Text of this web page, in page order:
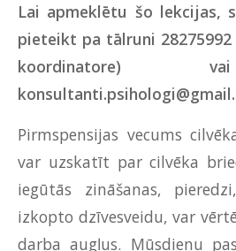
Lai apmeklētu šo lekcijas,
pieteikt pa tālruni
koordinatore)
Pirmspensijas vecums
var uzskatīt par cilvēka
iegūtās zināšanas,
izkopto dzīvesveidu, var
darba augļus. Mūsdienu